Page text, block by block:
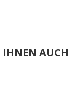
IHNEN AUCH